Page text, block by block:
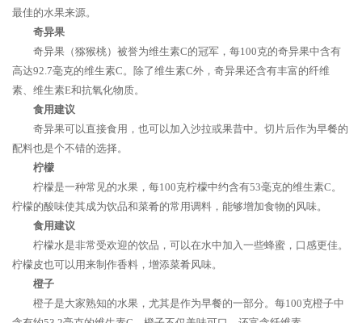
最佳的水果来源。
奇异果
奇异果（猕猴桃）被誉为维生素C的冠军，每100克的奇异果中含有
高达92.7毫克的维生素C。除了维生素C外，奇异果还含有丰富的纤维
素、维生素E和抗氧化物质。
食用建议
奇异果可以直接食用，也可以加入沙拉或果昔中。切片后作为早餐的
配料也是个不错的选择。
柠檬
柠檬是一种常见的水果，每100克柠檬中约含有53毫克的维生素C。
柠檬的酸味使其成为饮品和菜肴的常用调料，能够增加食物的风味。
食用建议
柠檬水是非常受欢迎的饮品，可以在水中加入一些蜂蜜，口感更佳。
柠檬皮也可以用来制作香料，增添菜肴风味。
橙子
橙子是大家熟知的水果，尤其是作为早餐的一部分。每100克橙子中